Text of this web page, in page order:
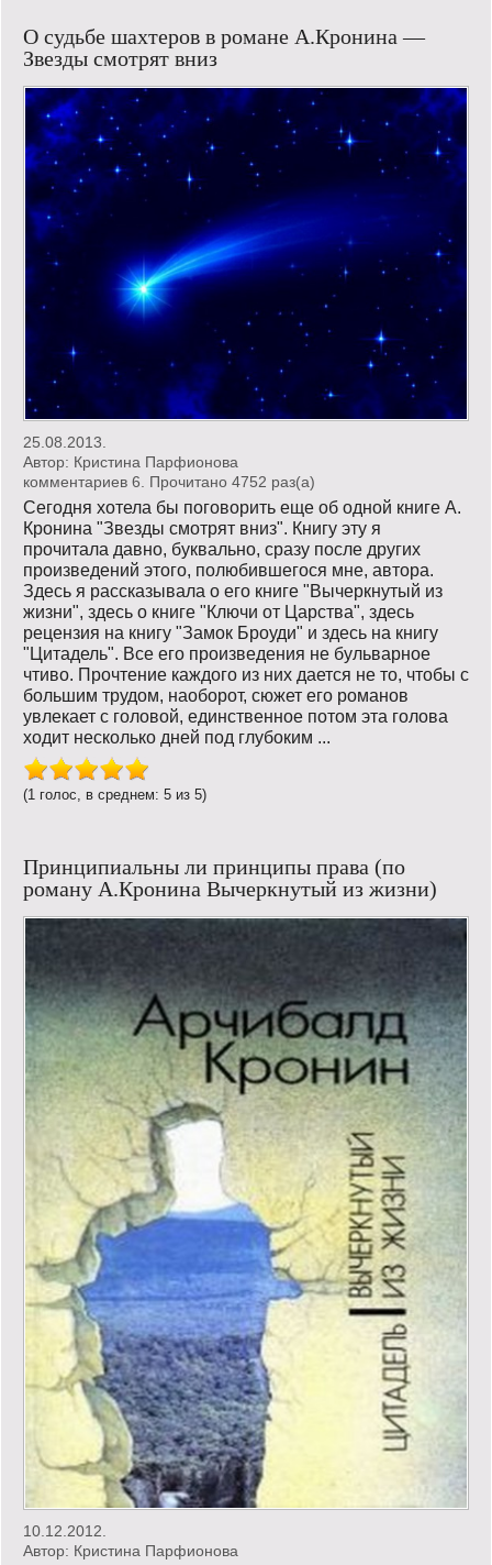
О судьбе шахтеров в романе А.Кронина —
Звезды смотрят вниз
25.08.2013.
Автор: Кристина Парфионова
комментариев 6. Прочитано 4752 раз(a)
Сегодня хотела бы поговорить еще об одной книге А.
Кронина "Звезды смотрят вниз". Книгу эту я
прочитала давно, буквально, сразу после других
произведений этого, полюбившегося мне, автора.
Здесь я рассказывала о его книге "Вычеркнутый из
жизни", здесь о книге "Ключи от Царства", здесь
рецензия на книгу "Замок Броуди" и здесь на книгу
"Цитадель". Все его произведения не бульварное
чтиво. Прочтение каждого из них дается не то, чтобы с
большим трудом, наоборот, сюжет его романов
увлекает с головой, единственное потом эта голова
ходит несколько дней под глубоким ...
(1 голос, в среднем: 5 из 5)
Принципиальны ли принципы права (по
роману А.Кронина Вычеркнутый из жизни)
10.12.2012.
Автор: Кристина Парфионова